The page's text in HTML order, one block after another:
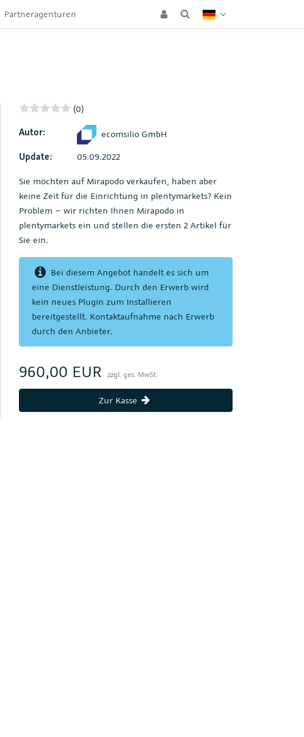
Partneragenturen
(0)
Autor:
ecomsilio GmbH
Update:
05.09.2022
Sie möchten auf Mirapodo verkaufen, haben aber
keine Zeit für die Einrichtung in plentymarkets? Kein
Problem – wir richten Ihnen Mirapodo in
plentymarkets ein und stellen die ersten 2 Artikel für
Sie ein.
Bei diesem Angebot handelt es sich um
eine Dienstleistung. Durch den Erwerb wird
kein neues Plugin zum Installieren
bereitgestellt. Kontaktaufnahme nach Erwerb
durch den Anbieter.
960,00 EUR zzgl. ges. MwSt.
Zur Kasse